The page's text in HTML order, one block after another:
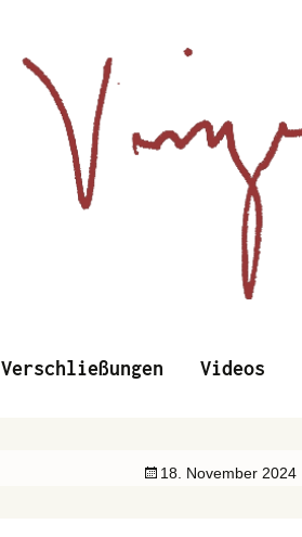
Inhalt
Verschließungen Videos
18. November 2024